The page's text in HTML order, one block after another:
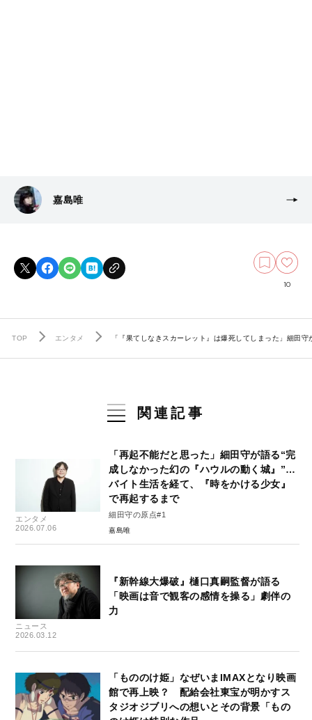
嘉島唯
10
TOP エンタメ 「『果てしなきスカーレット』は爆死してしまった」細田
関連記事
エンタメ
2026.07.06
「再起不能だと思った」細田守が語る“完
成しなかった幻の『ハウルの動く城』”…
バイト生活を経て、『時をかける少女』
で再起するまで
細田守の原点#1
嘉島唯
ニュース
2026.03.12
『新幹線大爆破』樋口真嗣監督が語る
「映画は音で観客の感情を操る」劇伴の
力
「もののけ姫」なぜいまIMAXとなり映画
館で再上映？ 配給会社東宝が明かすス
タジオジブリへの想いとその背景「もの